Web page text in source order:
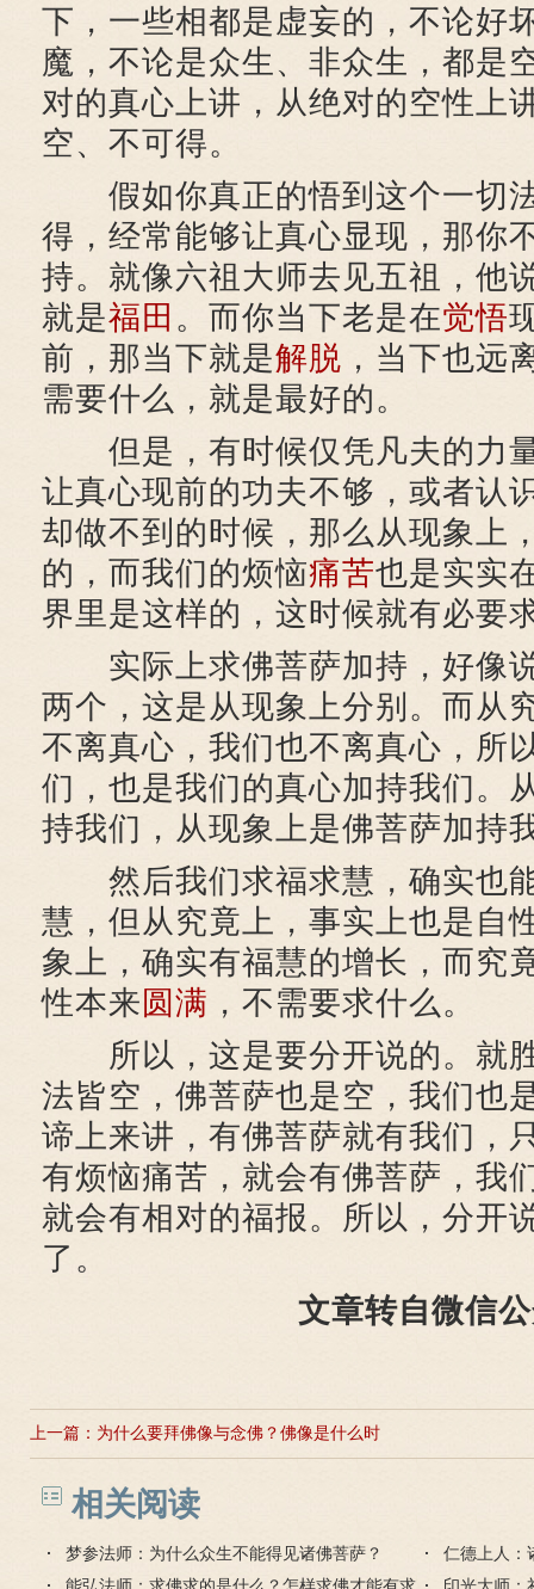
下，一些相都是虚妄的，不论好
魔，不论是众生、非众生，都是
对的真心上讲，从绝对的空性上
空、不可得。
假如你真正的悟到这个一切
得，经常能够让真心显现，那你
持。就像六祖大师去见五祖，他
就是福田 。而你当下老是在觉悟
前，那当下就是解脱 ，当下也远
需要什么，就是最好的。
但是，有时候仅凭凡夫的力
让真心现前的功夫不够，或者认
却做不到的时候，那么从现象上
的，而我们的烦恼痛苦也是实实
界里是这样的，这时候就有必要
实际上求佛菩萨加持，好像
两个，这是从现象上分别。而从
不离真心，我们也不离真心，所
们，也是我们的真心加持我们。
持我们，从现象上是佛菩萨加持
然后我们求福求慧，确实也
慧，但从究竟上，事实上也是自
象上，确实有福慧的增长，而究
性本来 圆满 ，不需要求什么。
所以，这是要分开说的。就
法皆空，佛菩萨也是空，我们也
谛上来讲，有佛菩萨就有我们，
有烦恼痛苦，就会有佛菩萨，我
就会有相对的福报。所以，分开
了。
文章转自微信
上一篇： 为什么要拜佛像与念佛？佛像是什么时
相关阅读
梦参法师：为什么众生不能得见诸佛菩萨？
仁德上人：